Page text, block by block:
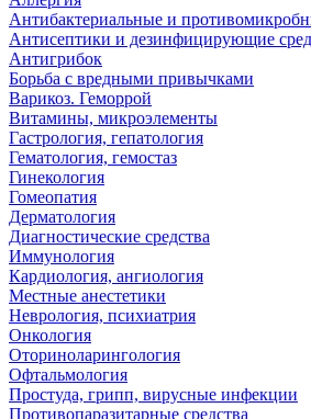
Антибактериальные и
Антисептики и дезинфицирующие
Антигрибок
Борьба с вредными привычками
Варикоз. Геморрой
Витамины, микроэлементы
Гастрология, гепатология
Гематология, гемостаз
Гинекология
Гомеопатия
Дерматология
Диагностические средства
Иммунология
Кардиология, ангиология
Местные анестетики
Неврология, психиатрия
Онкология
Оториноларингология
Офтальмология
Простуда, грипп, вирусные инфекции
Противопаразитарные средства